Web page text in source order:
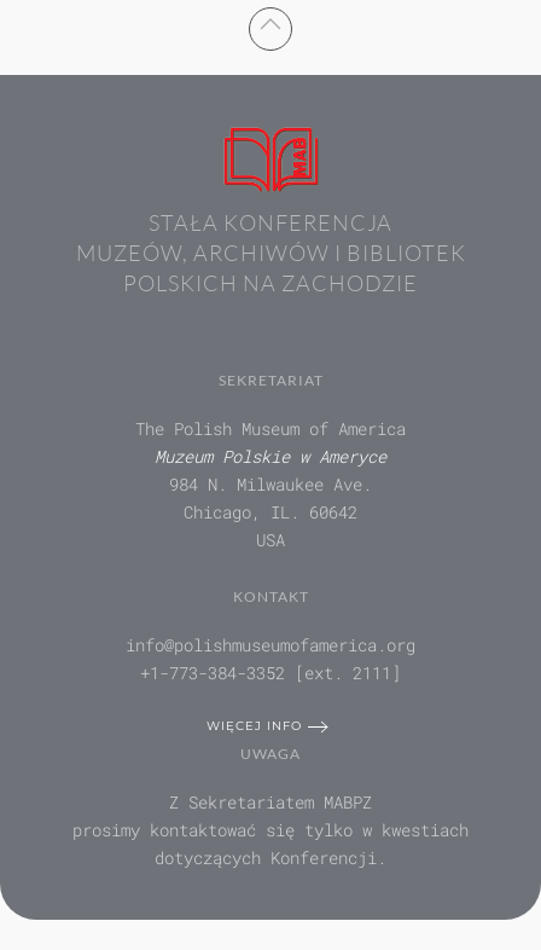
STAŁA KONFERENCJA
MUZEÓW, ARCHIWÓW I BIBLIOTEK
POLSKICH NA ZACHODZIE
SEKRETARIAT
The Polish Museum of America
Muzeum Polskie w Ameryce
984 N. Milwaukee Ave.
Chicago, IL. 60642
USA
KONTAKT
info@polishmuseumofamerica.org
+1-773-384-3352 [ext. 2111]
WIĘCEJ INFO
UWAGA
Z Sekretariatem MABPZ
prosimy kontaktować się tylko w kwestiach
dotyczących Konferencji.